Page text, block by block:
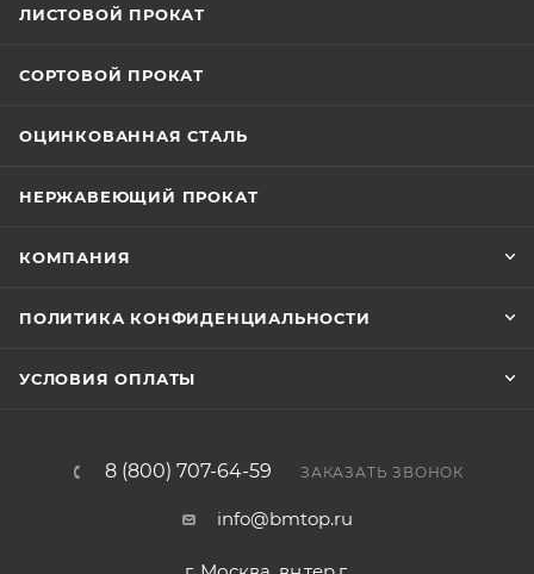
ЛИСТОВОЙ ПРОКАТ
СОРТОВОЙ ПРОКАТ
ОЦИНКОВАННАЯ СТАЛЬ
НЕРЖАВЕЮЩИЙ ПРОКАТ
КОМПАНИЯ
ПОЛИТИКА КОНФИДЕНЦИАЛЬНОСТИ
УСЛОВИЯ ОПЛАТЫ
8 (800) 707-64-59 ЗАКАЗАТЬ ЗВОНОК
info@bmtop.ru